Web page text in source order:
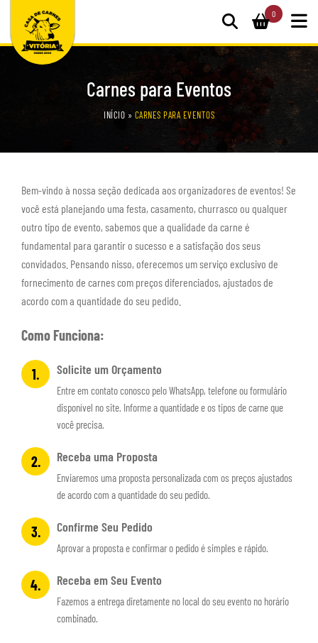
0
Carnes para Eventos
INÍCIO » CARNES PARA EVENTOS
Bem-vindo à nossa seção dedicada aos organizadores de eventos! Se
você está planejando uma festa, casamento, churrasco ou qualquer
outro tipo de evento, sabemos que a qualidade da carne é
fundamental para garantir o sucesso e a satisfação dos seus
convidados. Pensando nisso, oferecemos um serviço exclusivo de
fornecimento de carnes com preços diferenciados, ajustados de
acordo com a quantidade do seu pedido.
Como Funciona:
1. Solicite um Orçamento
Entre em contato conosco pelo WhatsApp, telefone ou formulário
disponível no site. Informe a quantidade e os tipos de carne que
você precisa.
2. Receba uma Proposta
Enviaremos uma proposta personalizada com os preços ajustados
de acordo com a quantidade do seu pedido.
3. Confirme Seu Pedido
Aprovar a proposta e confirmar o pedido é simples e rápido.
4. Receba em Seu Evento
Fazemos a entrega diretamente no local do seu evento no horário
combinado.